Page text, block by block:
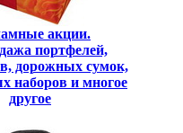
акции.
портфелей,
дорожных сумок,
наборов и многое
другое